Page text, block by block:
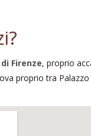
Firenze, proprio
proprio tra